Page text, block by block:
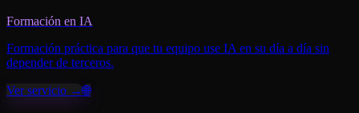
Formación en IA
Formación práctica para que tu equipo use IA en su día a día sin
depender de terceros.
Ver servicio →🌐